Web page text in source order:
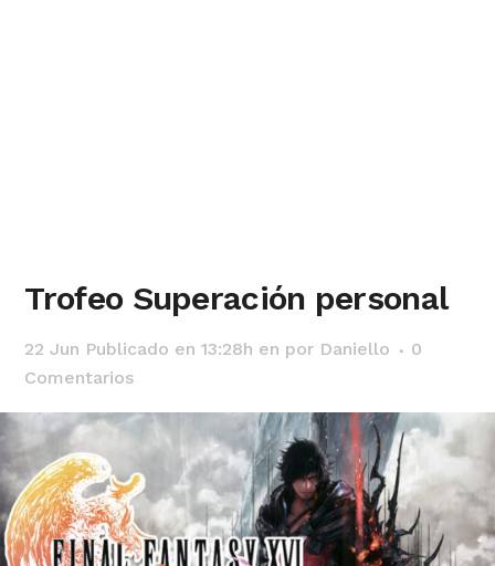
Trofeo Superación personal
22 Jun Publicado en 13:28h en por Daniello
0
Comentarios